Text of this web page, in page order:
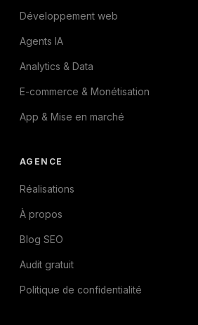
Développement web
Agents IA
Analytics & Data
E-commerce & Monétisation
App & Mise en marché
AGENCE
Réalisations
À propos
Blog SEO
Audit gratuit
Politique de confidentialité